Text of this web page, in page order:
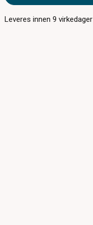
Leveres innen9 virkedager